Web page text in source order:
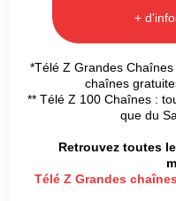
+
*Télé Z Grandes
chaînes
** Télé Z 100 Chaînes :
que du
Retrouvez toutes
Télé Z Grandes